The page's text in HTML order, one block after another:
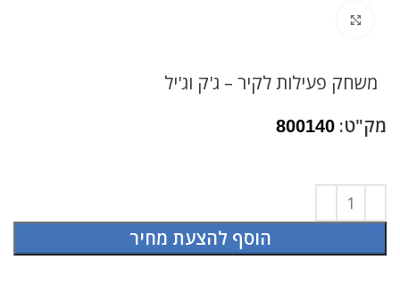
משחק פעילות לקיר – ג'ק וג'יל
מק"ט: 800140
הוסף להצעת מחיר